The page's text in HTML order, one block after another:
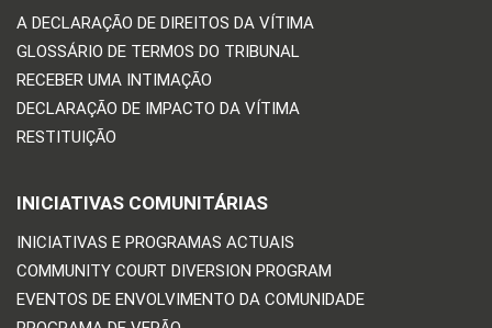
A DECLARAÇÃO DE DIREITOS DA VÍTIMA
GLOSSÁRIO DE TERMOS DO TRIBUNAL
RECEBER UMA INTIMAÇÃO
DECLARAÇÃO DE IMPACTO DA VÍTIMA
RESTITUIÇÃO
INICIATIVAS COMUNITÁRIAS
INICIATIVAS E PROGRAMAS ACTUAIS
COMMUNITY COURT DIVERSION PROGRAM
EVENTOS DE ENVOLVIMENTO DA COMUNIDADE